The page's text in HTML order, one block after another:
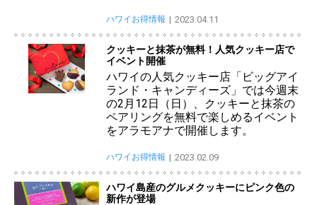
ハワイお得情報 2023.04.11
クッキーと抹茶が無料！人気クッキー店で
イベント開催
ハワイの人気クッキー店「ビッグアイ
ランド・キャンディーズ」では今週末
の2月12日（日）、クッキーと抹茶の
ペアリングを無料で楽しめるイベント
をアラモアナで開催します。
ハワイお得情報 2023.02.09
ハワイ島産のグルメクッキーにピンク色の
新作が登場